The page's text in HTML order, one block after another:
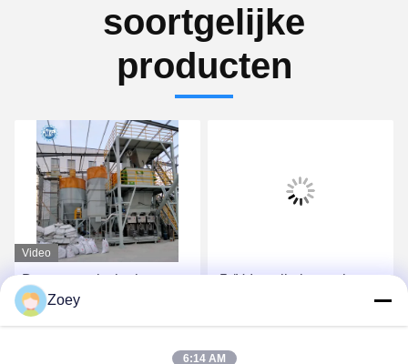
soortgelijke
producten
Video
De automatische het
Voeden Keramische tegel
van de Muurstopverf
-5t/H Installatie van het
hoog rendement de Droge
Mortier met de
Zoey
6:14 AM